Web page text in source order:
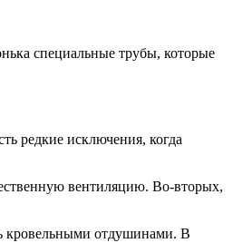
специальные трубы, которые
редкие исключения, когда
вентиляцию. Во-вторых,
кровельными отдушинами. В